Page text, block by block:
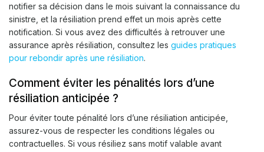
notifier sa décision dans le mois suivant la connaissance du
sinistre, et la résiliation prend effet un mois après cette
notification. Si vous avez des difficultés à retrouver une
assurance après résiliation, consultez les guides pratiques
pour rebondir après une résiliation.
Comment éviter les pénalités lors d’une
résiliation anticipée ?
Pour éviter toute pénalité lors d’une résiliation anticipée,
assurez-vous de respecter les conditions légales ou
contractuelles. Si vous résiliez sans motif valable avant